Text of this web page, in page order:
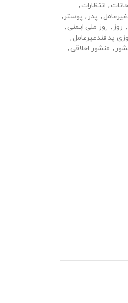
, انتظارات ,
, پدر , پوستر ,
, روز , روز ملی ایمنی ,
پدافندغیرعامل ,
, منشور اخلاقی ,